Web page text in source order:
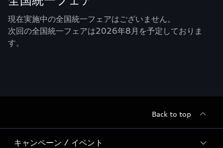
現在実施中の全国統一フェアはございません。
次回の全国統一フェアは2026年8月を予定しておりま
す。
Back to top
キャンペーン / イベント